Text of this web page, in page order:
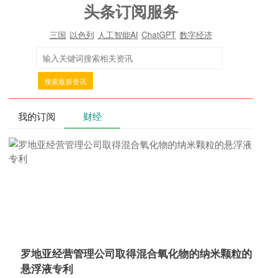
头条订阅服务
三国 以色列 人工智能AI ChatGPT 数字经济
搜索最新资讯
我的订阅 财经
罗地亚经营管理公司取得混合氧化物的纳米颗粒的
悬浮液专利